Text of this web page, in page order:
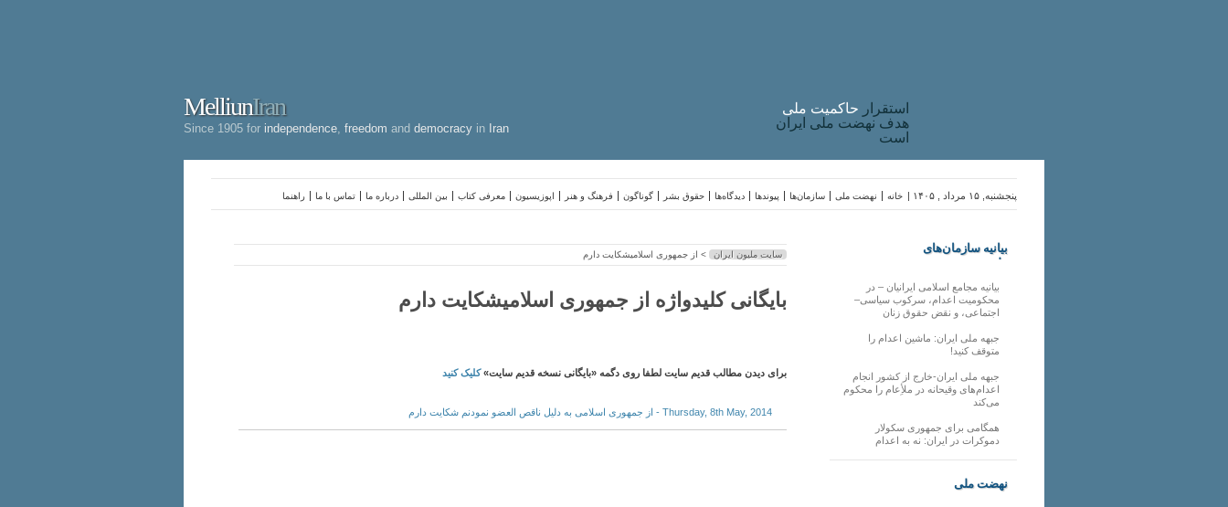
MelliunIran
Since 1905 for independence freedom and democracy in Iran
استقرار حاکميت ملی
هدف نهضت ملی ایران
است
راهنما تماس با ما درباره ما بین المللی معرفی کتاب اپوزیسیون فرهنگ و هنر گوناگون حقوق بشر دیدگاه‌ها پیوندها سازمان‌ها نهضت ملی خانه پنجشنبه, ۱۵ مرداد , ۱۴۰۵ |
سایت ملیون ایران > از جمهوری اسلامیشکایت دارم
بایگانی کلیدواژه از جمهوری اسلامیشکایت دارم
برای دیدن مطالب قدیم سایت لطفا روی دگمه «بایگانی نسخه قدیم سایت»کلیک کنید
Thursday, 8th May, 2014 - از جمهوری اسلامی به دلیل ناقص العضو نمودنم شکایت دارم
بیانیه سازمان‌های
ملی
بیانیه مجامع اسلامی ایرانیان – در
محکومیت اعدام، سرکوب سیاسی–
اجتماعی، و نقض حقوق زنان
جبهه ملی ایران: ماشین اعدام را
متوقف کنید!
جبهه ملی ایران-خارج از کشور انجام
اعدام‌های وقیحانه در ملأِعام را محکوم
می‌کند
همگامی برای جمهوری سکولار
دموکرات در ایران: نه به اعدام
نهضت ملی